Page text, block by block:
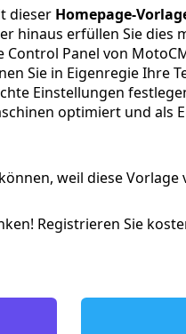
dieser Homepage-
hinaus erfüllen Sie dies
Panel von
Sie in Eigenregie Ihre
Einstellungen
optimiert und als
weil diese Vorlage
Registrieren Sie